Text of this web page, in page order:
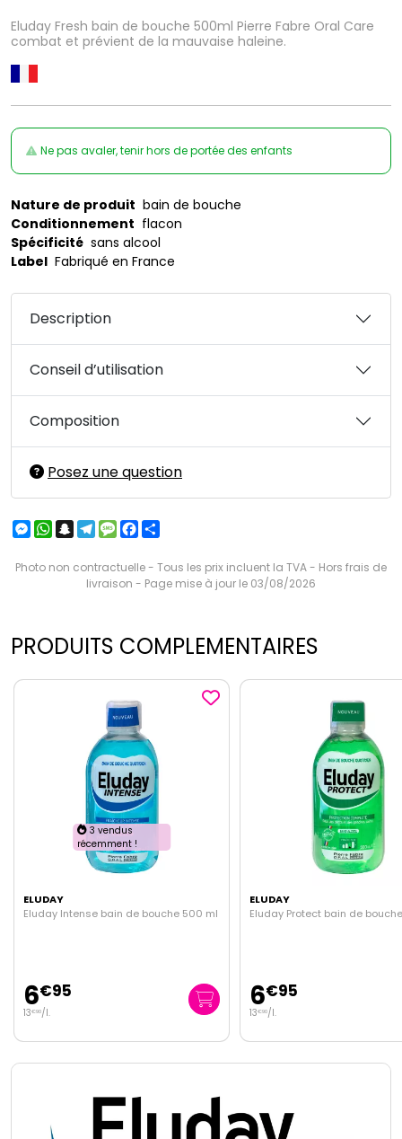
Eluday Fresh bain de bouche 500ml Pierre Fabre Oral Care
combat et prévient de la mauvaise haleine.
Ne pas avaler, tenir hors de portée des enfants
Nature de produit bain de bouche
Conditionnement flacon
Spécificité sans alcool
Label Fabriqué en France
Description
Conseil d’utilisation
Composition
Posez une question
Messenger
WhatsApp
Snapchat
Telegram
MessageFacebook
Photo non contractuelle - Tous les prix incluent la TVA - Hors frais de
livraison - Page mise à jour le 03/08/2026
PRODUITS COMPLEMENTAIRES
ELUDAY
Eluday Protect bain de bouche 500ml
6€95
13€90 /l.
ELUDAY
Eluday gencives bain de
6€95
13€90 /l.